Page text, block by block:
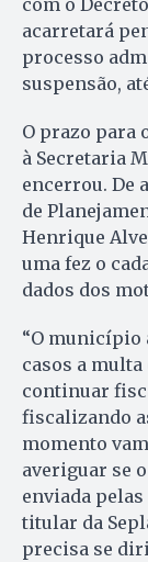
com o
acarretará
processo
suspensão,
O prazo para
à Secretaria
encerrou. De
de
Henrique
uma fez o
dados dos
“O município
casos a
continuar
fiscalizando
momento
averiguar se
enviada
titular da
precisa se